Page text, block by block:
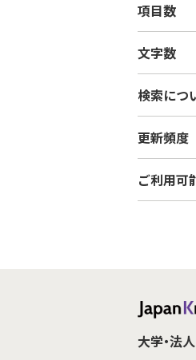
項目数
文字数
検索につ
更新頻度
ご利用可
大学・法